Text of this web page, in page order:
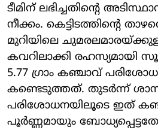
ടീമിന് ലഭിച്ചതിന്റെ
നീക്കം. കെട്ടിടത്തിന്റെ
മുറിയിലെ
കവറിലാക്കി രഹസ്യമായി
5.77 ഗ്രാം കഞ്ചാവ്
കണ്ടെടുത്തത്. തുടർന്ന്
പരിശോധനയിലൂടെ ഇത്
പൂർണ്ണമായും